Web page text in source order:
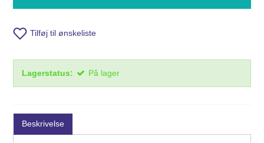
Lagerstatus: På lager
Tilføj til ønskeliste
Beskrivelse